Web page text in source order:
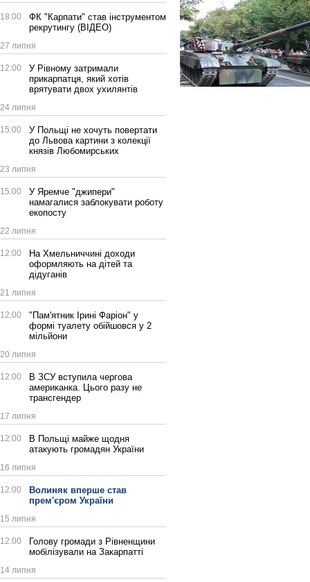
18:00
ФК "Карпати" став інструментом
рекрутингу (ВІДЕО)
27 липня
12:00
У Рівному затримали
прикарпатця, який хотів
врятувати двох ухилянтів
24 липня
15:00
У Польщі не хочуть повертати
до Львова картини з колекції
князів Любомирських
23 липня
15:00
У Яремче "джипери"
намагалися заблокувати роботу
екопосту
22 липня
12:00
На Хмельниччині доходи
оформляють на дітей та
дідуганів
21 липня
12:00
"Пам'ятник Ірині Фаріон" у
формі туалету обійшовся у 2
мільйони
20 липня
12:00
В ЗСУ вступила чергова
американка. Цього разу не
трансгендер
17 липня
12:00
В Польщі майже щодня
атакують громадян України
16 липня
12:00
Волиняк вперше став
прем'єром України
15 липня
12:00
Голову громади з Рівненщини
мобілізували на Закарпатті
14 липня